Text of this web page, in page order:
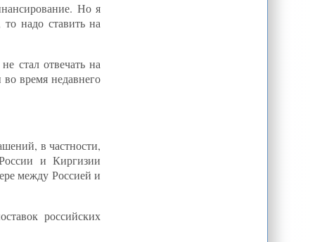
Но я
надо ставить на
стал отвечать на
время недавнего
в частности,
и Киргизии
между Россией и
российских